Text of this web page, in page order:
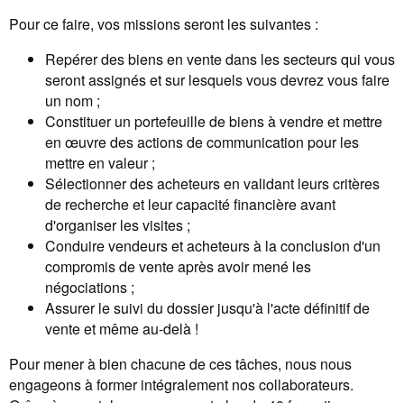
Pour ce faire, vos missions seront les suivantes :
Repérer des biens en vente dans les secteurs qui vous
seront assignés et sur lesquels vous devrez vous faire
un nom ;
Constituer un portefeuille de biens à vendre et mettre
en œuvre des actions de communication pour les
mettre en valeur ;
Sélectionner des acheteurs en validant leurs critères
de recherche et leur capacité financière avant
d'organiser les visites ;
Conduire vendeurs et acheteurs à la conclusion d'un
compromis de vente après avoir mené les
négociations ;
Assurer le suivi du dossier jusqu'à l'acte définitif de
vente et même au-delà !
Pour mener à bien chacune de ces tâches, nous nous
engageons à former intégralement nos collaborateurs.